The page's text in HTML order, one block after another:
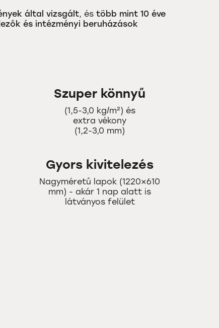
által vizsgált, és több mint 10 éve
és intézményi beruházások
Szuper könnyű
(1,5-3,0 kg/m²) és
extra vékony
(1,2-3,0 mm)
Gyors kivitelezés
Nagyméretű lapok (1220×610
mm) - akár 1 nap alatt is
látványos felület